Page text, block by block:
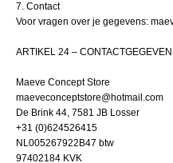
7. Contact
Voor vragen over je gegevens:
ARTIKEL 24 –
Maeve Concept Store
maeveconceptstore@hotmail.com
De Brink 44, 7581 JB Losser
+31 (0)624526415
NL005267922B47 btw
97402184 KVK